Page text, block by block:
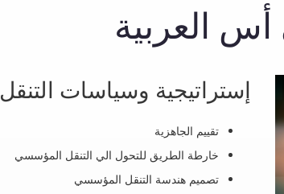
العربية
إستراتيجية وسياسات التنقل
تقييم الجاهزية
خارطة الطريق للتحول الي التنقل المؤسسي
تصميم هندسة التنقل المؤسسي